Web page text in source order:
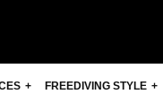
FREEDIVING STYLE